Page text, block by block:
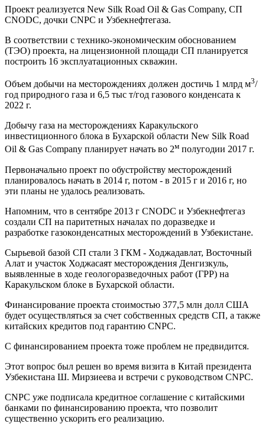
Проект реализуется New Silk Road Oil & Gas Company, СП
CNODC, дочки CNPC и Узбекнефтегаза.
В соответствии с технико-экономическим обоснованием
(ТЭО) проекта, на лицензионной площади СП планируется
построить 16 эксплуатационных скважин.
Объем добычи на месторождениях должен достичь 1 млрд м3/
год природного газа и 6,5 тыс т/год газового конденсата к
2022 г.
Добычу газа на месторождениях Каракульского
инвестиционного блока в Бухарской области New Silk Road
Oil & Gas Company планирует начать во 2м полугодии 2017 г.
Первоначально проект по обустройству месторождений
планировалось начать в 2014 г, потом - в 2015 г и 2016 г, но
эти планы не удалось реализовать.
Напомним, что в сентябре 2013 г CNODC и Узбекнефтегаз
создали СП на паритетных началах по доразведке и
разработке газоконденсатных месторождений в Узбекистане.
Сырьевой базой СП стали 3 ГКМ - Ходжадавлат, Восточный
Алат и участок Ходжасаят месторождения Денгизкуль,
выявленные в ходе геологоразведочных работ (ГРР) на
Каракульском блоке в Бухарской области.
Финансирование проекта стоимостью 377,5 млн долл США
будет осуществляться за счет собственных средств СП, а также
китайских кредитов под гарантию CNPC.
С финансированием проекта тоже проблем не предвидится.
Этот вопрос был решен во время визита в Китай президента
Узбекистана Ш. Мирзиеева и встречи с руководством CNPC.
CNPC уже подписала кредитное соглашение с китайскими
банками по финансированию проекта, что позволит
существенно ускорить его реализацию.